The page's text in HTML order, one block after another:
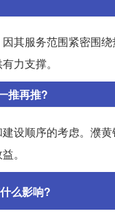
其服务范围紧密围
力支撑。
推再推?
设顺序的考虑。濮
。
么影响?